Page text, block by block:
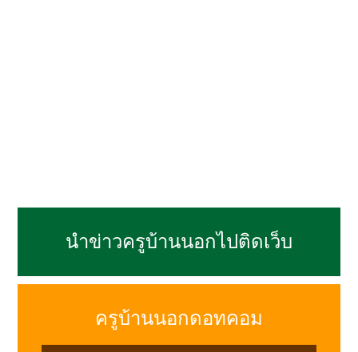
นำข่าวครูบ้านนอกไปติดเว็บ
ครูบ้านนอกดอทคอม